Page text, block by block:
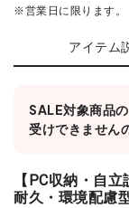
※営業日に限ります。
アイテム
SALE対象商品
受けできません
【PC収納・自
耐久・環境配慮